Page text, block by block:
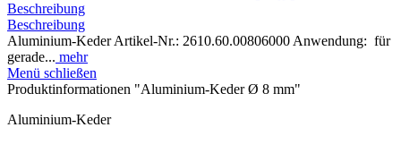
Beschreibung
Beschreibung
Aluminium-Keder Artikel-Nr.: 2610.60.00806000 Anwendung: für
gerade... mehr
Menü schließen
Produktinformationen "Aluminium-Keder Ø 8 mm"
Aluminium-Keder